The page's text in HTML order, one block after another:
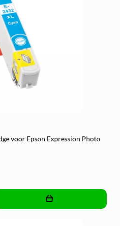
voor Epson Expression Photo